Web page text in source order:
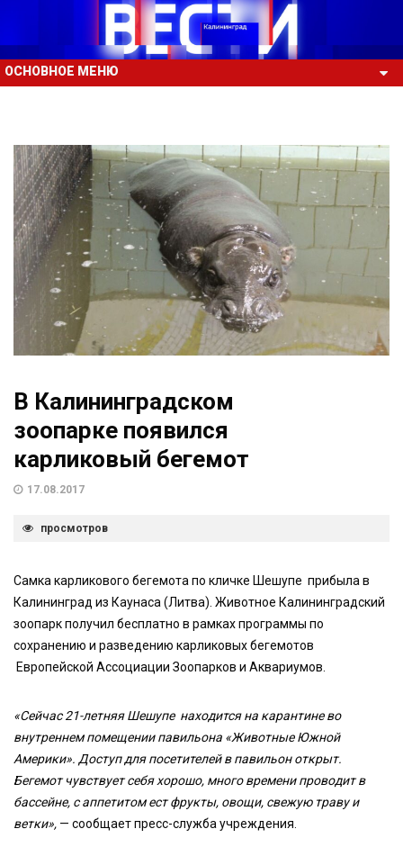
ОСНОВНОЕ МЕНЮ
В Калининградском
зоопарке появился
карликовый бегемот
17.08.2017
просмотров
Самка карликового бегемота по кличке Шешупе прибыла в
Калининград из Каунаса (Литва). Животное Калининградский
зоопарк получил бесплатно в рамках программы по
сохранению и разведению карликовых бегемотов
Европейской Ассоциации Зоопарков и Аквариумов.
«Сейчас 21-летняя Шешупе находится на карантине во
внутреннем помещении павильона «Животные Южной
Америки». Доступ для посетителей в павильон открыт.
Бегемот чувствует себя хорошо, много времени проводит в
бассейне, с аппетитом ест фрукты, овощи, свежую траву и
ветки», — сообщает пресс-служба учреждения.